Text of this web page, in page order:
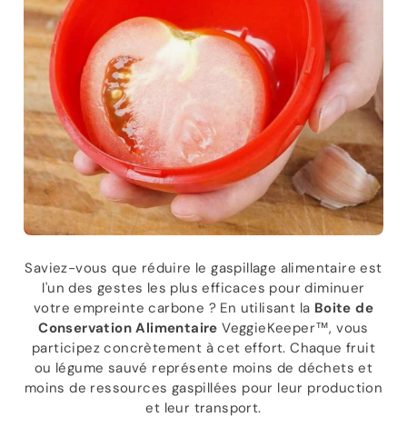
Saviez-vous que réduire le gaspillage alimentaire est
l'un des gestes les plus efficaces pour diminuer
votre empreinte carbone ? En utilisant la Boite de
Conservation Alimentaire VeggieKeeper™, vous
participez concrètement à cet effort. Chaque fruit
ou légume sauvé représente moins de déchets et
moins de ressources gaspillées pour leur production
et leur transport.